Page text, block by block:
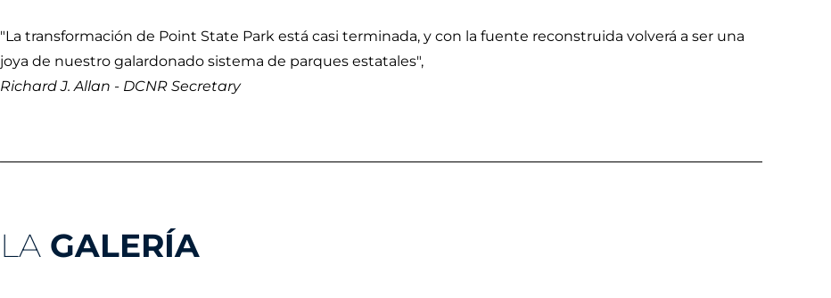
"La transformación de Point State Park está casi terminada, y con la fuente reconstruida volverá a ser una
joya de nuestro galardonado sistema de parques estatales",
Richard J. Allan - DCNR Secretary
LA GALERÍA